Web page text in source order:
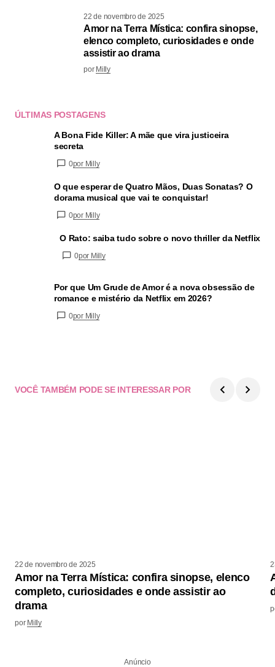
22 de novembro de 2025
Amor na Terra Mística: confira sinopse,
elenco completo, curiosidades e onde
assistir ao drama
por Milly
ÚLTIMAS POSTAGENS
A Bona Fide Killer: A mãe que vira justiceira
secreta
0por Milly
O que esperar de Quatro Mãos, Duas Sonatas? O
dorama musical que vai te conquistar!
0por Milly
O Rato: saiba tudo sobre o novo thriller da Netflix
0por Milly
Por que Um Grude de Amor é a nova obsessão de
romance e mistério da Netflix em 2026?
0por Milly
VOCÊ TAMBÉM PODE SE INTERESSAR POR
22 de novembro de 2025
Amor na Terra Mística: confira sinopse, elenco
completo, curiosidades e onde assistir ao
drama
por Milly
Anúncio